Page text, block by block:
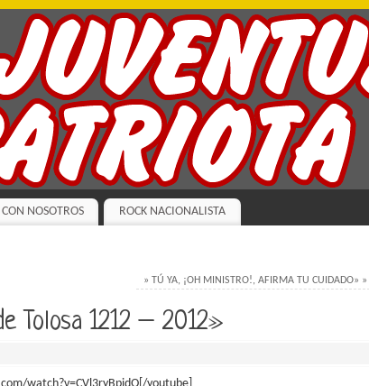
NOSOTROS ROCK NACIONALISTA
» TÚ YA, ¡OH MINISTRO!, AFIRMA TU CUIDADO» »
Tolosa 1212 – 2012»